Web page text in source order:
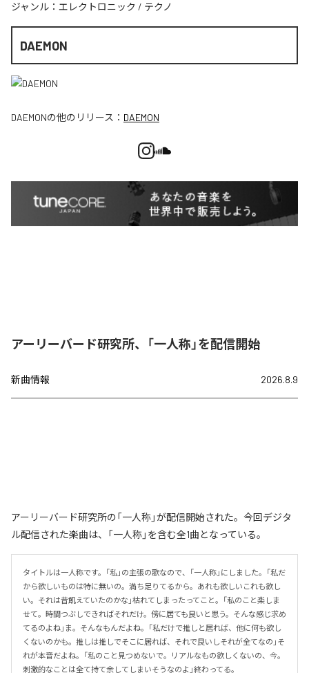
ジャンル： エレクトロニック / テクノ
DAEMON
DAEMONの他のリリース： DAEMON
アーリーバード研究所、「一人称」を配信開始
新曲情報 2026.8.9
アーリーバード研究所の「一人称」が配信開始された。今回デジタ
ル配信された楽曲は、「一人称」を含む全1曲となっている。
タイトルは一人称です。「私」の主張の歌なので、「一人称」にしました。「私だ
から欲しいものは特に無いの。満ち足りてるから。あれも欲しいこれも欲し
い。それは昔飢えていたのかな」枯れてしまったってこと。「私のこと楽しま
せて。時間つぶしできればそれだけ。傍に居ても良いと思う。そんな感じ求め
てるのよね」ま。そんなもんだよね。「私だけで推しと居れば、他に何も欲し
くないのかも。推しは推しでそこに居れば、それで良いしそれが全てなの」そ
れが本音だよね。「私のこと見つめないで。リアルなもの欲しくないの、今。
刺激的なことは全て持て余してしまいそうなのよ」終わってる。